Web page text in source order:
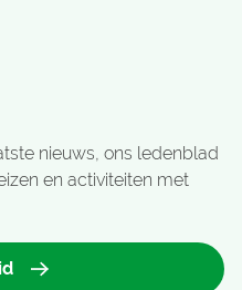
nieuws, ons ledenblad
en activiteiten met